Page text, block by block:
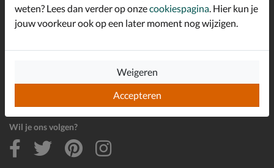
Altijd op de hoogte zijn?
Schrijf je in voor de Shoemixx nieuwsbrief en ontvang €10,-
Inschrijven
Wil je ons volgen?
weten? Lees dan verder op onzecookiespagina . Hier kun je
jouw voorkeur ook op een later moment nog wijzigen.
Accepteren
Weigeren